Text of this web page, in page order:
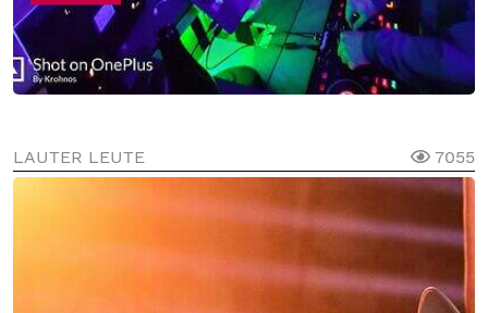
LAUTER LEUTE 7055